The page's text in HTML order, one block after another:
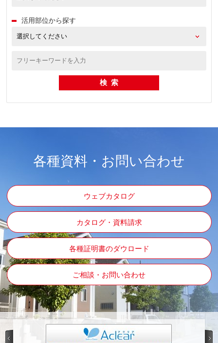
活用部位から探す
各種資料・お問い合わせ
ウェブカタログ
カタログ・資料請求
各種証明書のダウロード
ご相談・お問い合わせ